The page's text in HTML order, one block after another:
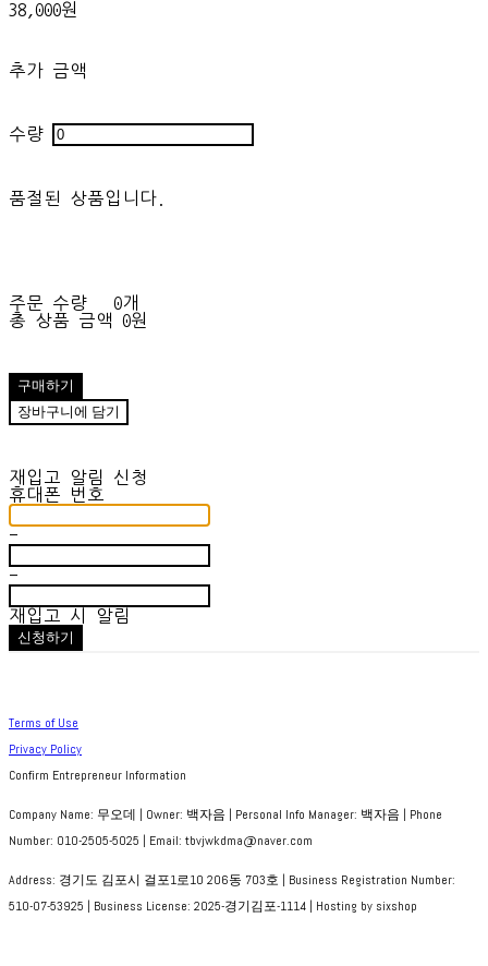
38,000원
추가 금액
수량
품절된 상품입니다.
주문 수량
0개
총 상품 금액
0원
구매하기
장바구니에 담기
재입고 알림 신청
휴대폰 번호
-
-
재입고 시 알림
신청하기
Terms of Use
Privacy Policy
Confirm Entrepreneur Information
Company Name: 무오데 | Owner: 백자음 | Personal Info Manager: 백자음 | Phone
Number: 010-2505-5025 | Email: tbvjwkdma@naver.com
Address: 경기도 김포시 걸포1로10 206동 703호 | Business Registration Number:
510-07-53925 | Business License: 2025-경기김포-1114 | Hosting by sixshop